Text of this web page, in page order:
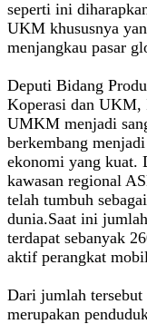
seperti ini
UKM khususnya
menjangkau pasar
Deputi Bidang
Koperasi dan UKM,
UMKM menjadi
berkembang
ekonomi yang
kawasan regional
telah tumbuh
dunia.Saat ini
terdapat sebanyak
aktif perangkat
Dari jumlah tersebut
merupakan